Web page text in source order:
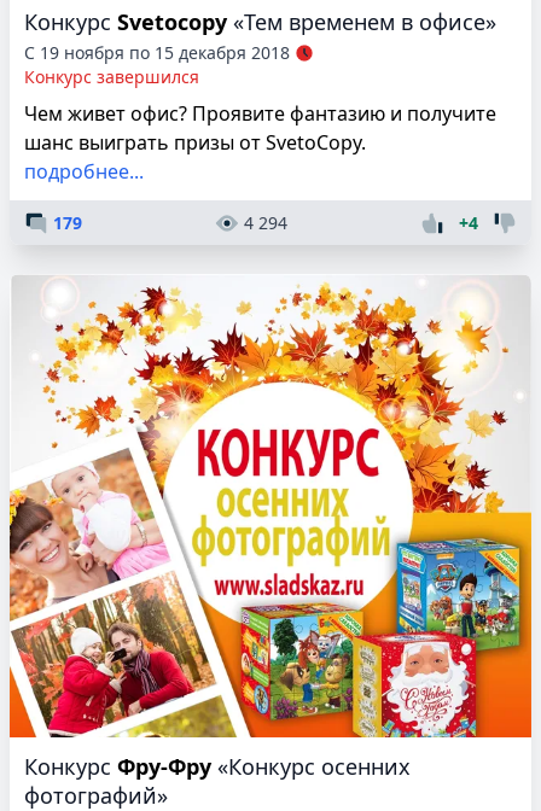
Конкурс Svetocopy «Тем временем в офисе»
С 19 ноября по 15 декабря 2018
Конкурс завершился
Чем живет офис? Проявите фантазию и получите
шанс выиграть призы от SvetoCopy.
подробнее...
179 4 294 +4
Конкурс Фру-Фру «Конкурс осенних
фотографий»